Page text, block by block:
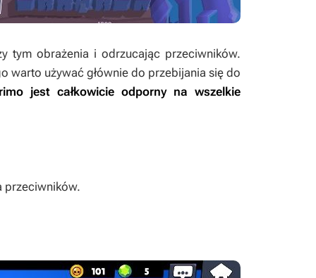
tym obrażenia i odrzucając przeciwników.
warto używać głównie do przebijania się do
jest całkowicie odporny na wszelkie
przeciwników.